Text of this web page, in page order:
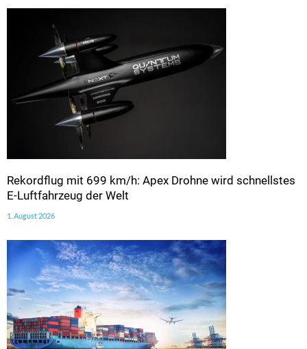
Rekordflug mit 699 km/h: Apex Drohne wird schnellstes
E-Luftfahrzeug der Welt
1. August 2026